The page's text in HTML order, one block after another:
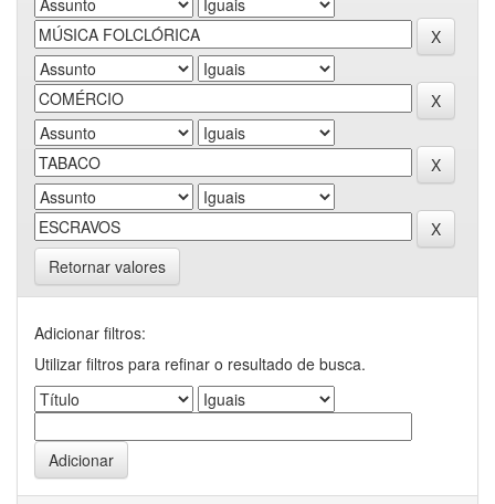
Retornar valores
Adicionar filtros:
Utilizar filtros para refinar o resultado de busca.